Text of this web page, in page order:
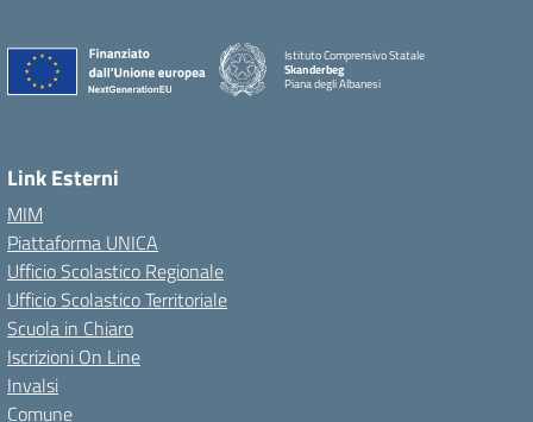
Istituto Comprensivo Statale
Skanderbeg
Piana degli Albanesi
Link Esterni
MIM
Piattaforma UNICA
Ufficio Scolastico Regionale
Ufficio Scolastico Territoriale
Scuola in Chiaro
Iscrizioni On Line
Invalsi
Comune